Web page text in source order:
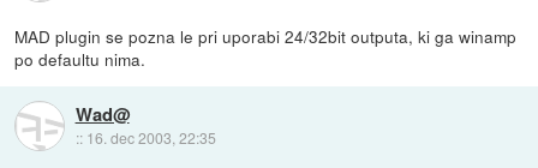
MAD plugin se pozna le pri uporabi 24/32bit outputa, ki ga winamp
po defaultu nima.
Wad@
:: 16. dec 2003, 22:35